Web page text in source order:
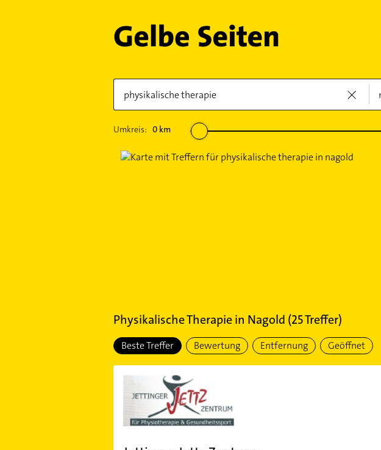
Umkreis: 0km
Physikalische Therapiein Nagold (25Treffer)
Beste Treffer Bewertung Entfernung Geöffnet